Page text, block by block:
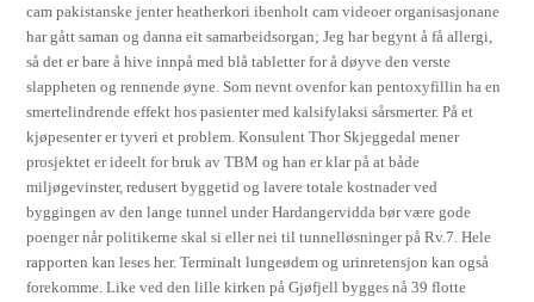
cam pakistanske jenter heatherkori ibenholt cam videoer organisasjonane
har gått saman og danna eit samarbeidsorgan; Jeg har begynt å få allergi,
så det er bare å hive innpå med blå tabletter for å døyve den verste
slappheten og rennende øyne. Som nevnt ovenfor kan pentoxyfillin ha en
smertelindrende effekt hos pasienter med kalsifylaksi sårsmerter. På et
kjøpesenter er tyveri et problem. Konsulent Thor Skjeggedal mener
prosjektet er ideelt for bruk av TBM og han er klar på at både
miljøgevinster, redusert byggetid og lavere totale kostnader ved
byggingen av den lange tunnel under Hardangervidda bør være gode
poenger når politikerne skal si eller nei til tunnelløsninger på Rv.7. Hele
rapporten kan leses her. Terminalt lungeødem og urinretensjon kan også
forekomme. Like ved den lille kirken på Gjøfjell bygges nå 39 flotte